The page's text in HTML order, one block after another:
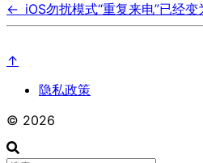
← iOS勿扰模式“重复来电”已经
↑
隐私政策
© 2026